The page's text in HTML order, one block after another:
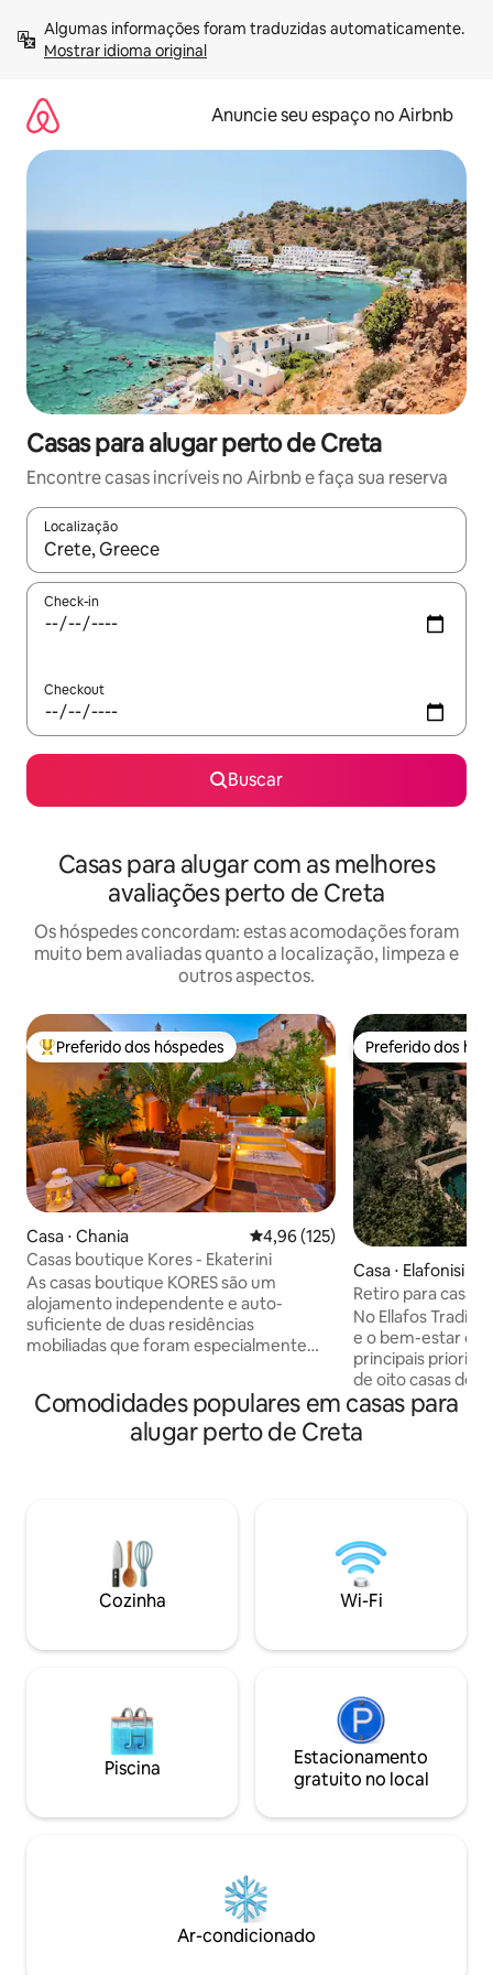
para
Mostrar idioma original
Anuncie seu espaço no Airbnb
Casas para alugar perto de Creta
Encontre casas incríveis no Airbnb e faça sua reserva
Localização
Quando os resultados estiverem disponíveis, explore-os
Check-in
Checkout
Buscar
Casas para alugar com as melhores
avaliações perto de Creta
Os hóspedes concordam: estas acomodações foram
muito bem avaliadas quanto a localização, limpeza e
outros aspectos.
Entre os melhores preferidos dos hóspedes
Preferido dos hóspedes
Casa ⋅ Chania 4,96 de uma avaliação média de
4,96 (125)
Casas boutique Kores - Ekaterini
As casas boutique KORES são um
alojamento independente e auto-
suficiente de duas residências
mobiliadas que foram especialmente
renovado, no bairro tradicional de
Topanas, no lado ocidental do antigo
porto veneziano de Chania. Ambas as
galerias e paredes venezianas que
constituem uma parte da casa, criam um
aglomerado surpreendente de
residências com os nomes "Aspasia" e
"Ekaterini". "Aspasia" ocupa o piso térreo
quarto com cama de casal e outro com
um sofá-cama, e um banheiro com
chuveiro aberto. O primeiro andar com a
sala de estar, a sala de jantar e cozinha
em plano aberto, dois banheiros com
chuveiros fechados, um quarto principal
segundo e terceiro andar do alojamento
e consiste em: O segundo andar com a
sala de estar, sala de jantar e cozinha em
Preferido dos
Preferido dos
Casa ⋅ Elafonisi
Retiro para
Traditional Living
No Ellafos
e o bem-estar
principais prioridades. Nosso
de oito casas de
estilo cretense
projetado para
tranquilidade,
Hóspedes com 16
bem-vindos. Agradecemos escolher
Ellafos
dedicados a
Comodidades populares em casas para
alugar perto de Creta
Cozinha Wi-Fi
Piscina
Estacionamento
gratuito no local
Ar-condicionado